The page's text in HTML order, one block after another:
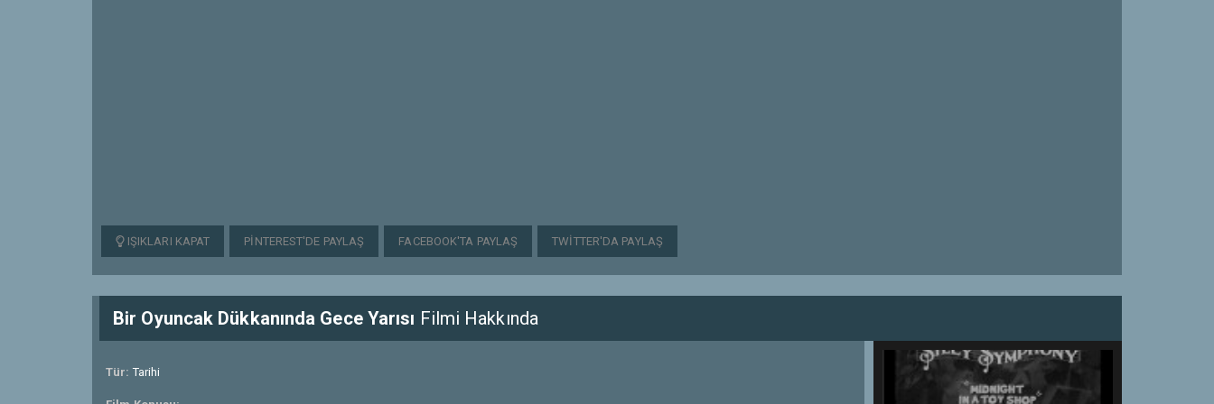
IŞIKLARI KAPAT PINTEREST'DE PAYLAŞ FACEBOOK'TA PAYLAŞ TWITTER'DA PAYLAŞ
Bir Oyuncak Dükkanında Gece Yarısı Filmi Hakkında
Tür: Tarihi